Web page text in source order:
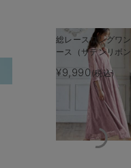
サイドコ
総レースロングワ
ース（サテンリボ
ルト付） マタニテ
ィ・授乳服【出産
長く使える】
¥9,990(税込)